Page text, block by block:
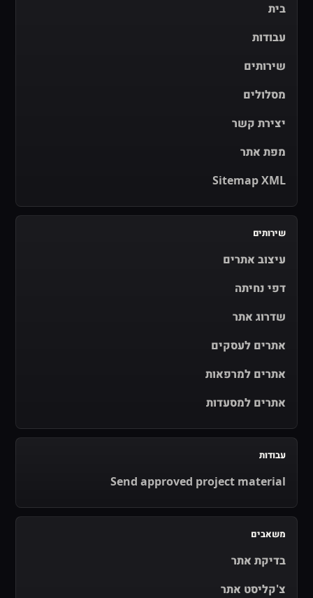
בית
עבודות
שירותים
מסלולים
יצירת קשר
מפת אתר
Sitemap XML
שירותים
עיצוב אתרים
דפי נחיתה
שדרוג אתר
אתרים לעסקים
אתרים למרפאות
אתרים למסעדות
עבודות
Send approved project material
משאבים
בדיקת אתר
צ'קליסט אתר